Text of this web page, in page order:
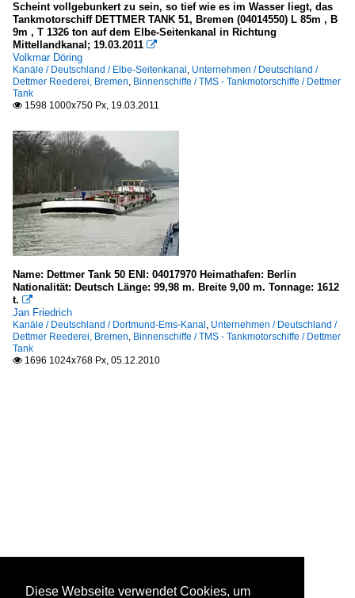
Scheint vollgebunkert zu sein, so tief wie es im Wasser liegt, das
Tankmotorschiff DETTMER TANK 51, Bremen (04014550) L 85m , B
9m , T 1326 ton auf dem Elbe-Seitenkanal in Richtung
Mittellandkanal; 19.03.2011 
Volkmar Döring
Kanäle / Deutschland / Elbe-Seitenkanal , Unternehmen / Deutschland /
Dettmer Reederei, Bremen, Binnenschiffe / TMS - Tankmotorschiffe / Dettmer
Tank
 1598 1000x750 Px, 19.03.2011
Name: Dettmer Tank 50 ENI: 04017970 Heimathafen: Berlin
Nationalität: Deutsch Länge: 99,98 m. Breite 9,00 m. Tonnage: 1612
t. 
Jan Friedrich
Kanäle / Deutschland / Dortmund-Ems-Kanal , Unternehmen / Deutschland /
Dettmer Reederei, Bremen, Binnenschiffe / TMS - Tankmotorschiffe / Dettmer
Tank
 1696 1024x768 Px, 05.12.2010
Diese Webseite verwendet Cookies, um